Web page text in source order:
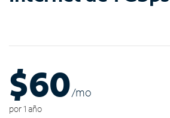
$60/mo
por 1 año